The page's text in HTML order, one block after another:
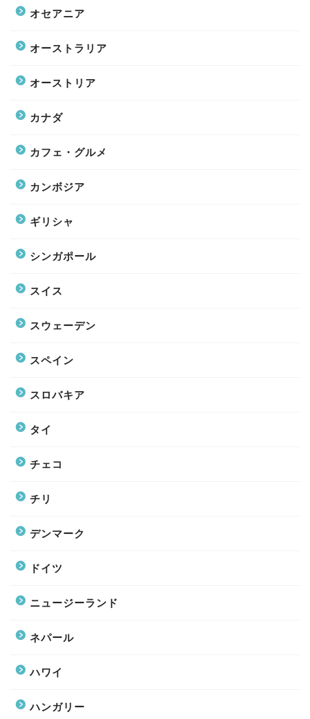
オセアニア
オーストラリア
オーストリア
カナダ
カフェ・グルメ
カンボジア
ギリシャ
シンガポール
スイス
スウェーデン
スペイン
スロバキア
タイ
チェコ
チリ
デンマーク
ドイツ
ニュージーランド
ネパール
ハワイ
ハンガリー